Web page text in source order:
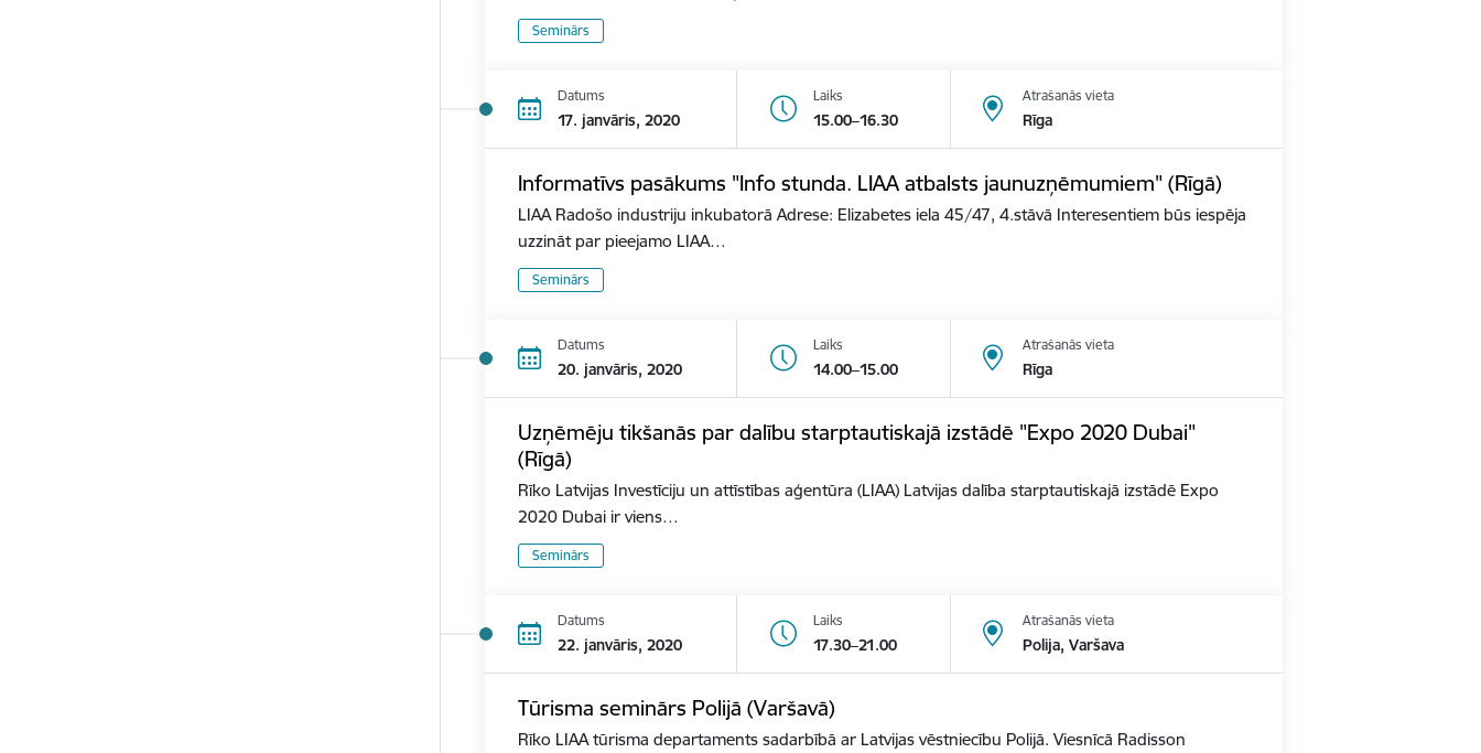
Seminārs
Datums
17. janvāris, 2020
Laiks
15.00–16.30
Atrašanās vieta
Rīga
Informatīvs pasākums "Info stunda. LIAA atbalsts jaunuzņēmumiem" (Rīgā)
LIAA Radošo industriju inkubatorā Adrese: Elizabetes iela 45/47, 4.stāvā Interesentiem būs iespēja
uzzināt par pieejamo LIAA…
Seminārs
Datums
20. janvāris, 2020
Laiks
14.00–15.00
Atrašanās vieta
Rīga
Uzņēmēju tikšanās par dalību starptautiskajā izstādē "Expo 2020 Dubai"
(Rīgā)
Rīko Latvijas Investīciju un attīstības aģentūra (LIAA) Latvijas dalība starptautiskajā izstādē Expo
2020 Dubai ir viens…
Seminārs
Datums
22. janvāris, 2020
Laiks
17.30–21.00
Atrašanās vieta
Polija, Varšava
Tūrisma seminārs Polijā (Varšavā)
Rīko LIAA tūrisma departaments sadarbībā ar Latvijas vēstniecību Polijā. Viesnīcā Radisson